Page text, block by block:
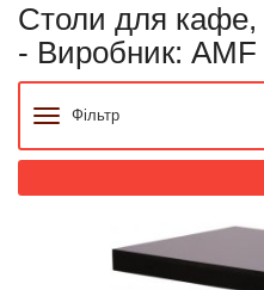
Столи для кафе,
- Виробник: AMF
Фільтр